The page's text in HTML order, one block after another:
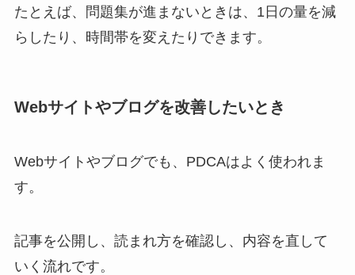
たとえば、問題集が進まないときは、1日の量を減
らしたり、時間帯を変えたりできます。
Webサイトやブログを改善したいとき
Webサイトやブログでも、PDCAはよく使われま
す。
記事を公開し、読まれ方を確認し、内容を直して
いく流れです。